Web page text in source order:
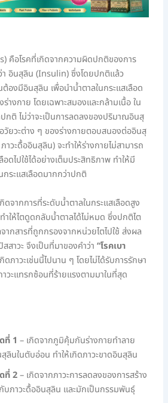
คือโรคที่เกิดจากความผิดปกติของการ
า อินสุลิน (Insulin) ซึ่งโดยปกติแล้ว
ต้องมีอินสุลิน เพื่อนำน้ำตาลในกระแสเลือด
างกาย โดยเฉพาะสมองและกล้ามเนื้อ ใน
กติ ไม่ว่าจะเป็นการลดลงของปริมาณอินสุ
วัยวะต่าง ๆ ของร่างกายตอบสนองต่ออินสุ
วะดื้ออินสุลิน) จะทำให้ร่างกายไม่สามารถ
ดไปใช้ได้อย่างเต็มประสิทธิภาพ ทำให้มี
ระแสเลือดมากกว่าปกติ
ดจากการที่ระดับน้ำตาลในกระแสเลือดสูง
ให้ไตดูดกลับน้ำตาลได้ไม่หมด ซึ่งปกติไต
กสารที่ถูกกรองจากหน่วยไตไปใช้ ส่งผล
สาวะ จึงเป็นที่มาของคำว่า“โรคเบา
ดภาวะเช่นนี้ไปนาน ๆ โดยไม่ได้รับการรักษา
วะแทรกซ้อนที่ร้ายแรงตามมาในที่สุด
ที่ 1 – เกิดจากภูมิคุ้มกันร่างกายทำลาย
สุลินในตับอ่อน ทำให้เกิดภาวะขาดอินสุลิน
ดที่2– เกิดจากภาวะการลดลงของการสร้าง
บภาวะดื้ออินสุลิน และมักเป็นกรรมพันธุ์